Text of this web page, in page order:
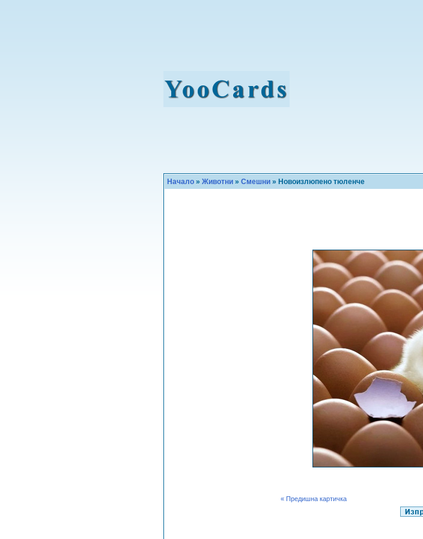
Начало » Животни » Смешни » Новоизлюпено тюленче
« Предишна картичка